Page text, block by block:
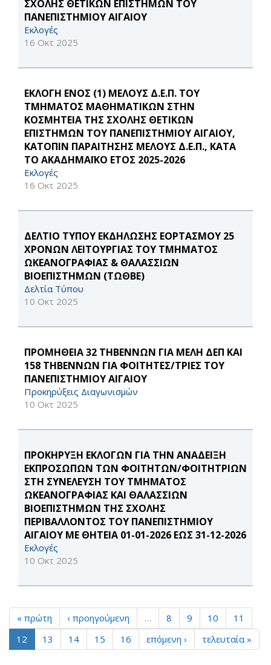
ΣΧΟΛΗΣ ΘΕΤΙΚΩΝ ΕΠΙΣΤΗΜΩΝ ΤΟΥ
ΠΑΝΕΠΙΣΤΗΜΙΟΥ ΑΙΓΑΙΟΥ
Εκλογές
16 Οκτ 2025
ΕΚΛΟΓΗ ΕΝΟΣ (1) ΜΕΛΟΥΣ Δ.Ε.Π. ΤΟΥ
ΤΜΗΜΑΤΟΣ ΜΑΘΗΜΑΤΙΚΩΝ ΣΤΗΝ
ΚΟΣΜΗΤΕΙΑ ΤΗΣ ΣΧΟΛΗΣ ΘΕΤΙΚΩΝ
ΕΠΙΣΤΗΜΩΝ ΤΟΥ ΠΑΝΕΠΙΣΤΗΜΙΟΥ ΑΙΓΑΙΟΥ,
ΚΑΤΟΠΙΝ ΠΑΡΑΙΤΗΣΗΣ ΜΕΛΟΥΣ Δ.Ε.Π., ΚΑΤΑ
ΤΟ ΑΚΑΔΗΜΑΪΚΟ ΕΤΟΣ 2025-2026
Εκλογές
16 Οκτ 2025
ΔΕΛΤΙΟ ΤΥΠΟΥ ΕΚΔΗΛΩΣΗΣ ΕΟΡΤΑΣΜΟΥ 25
ΧΡΟΝΩΝ ΛΕΙΤΟΥΡΓΙΑΣ ΤΟΥ ΤΜΗΜΑΤΟΣ
ΩΚΕΑΝΟΓΡΑΦΙΑΣ & ΘΑΛΑΣΣΙΩΝ
ΒΙΟΕΠΙΣΤΗΜΩΝ (ΤΩΘΒΕ)
Δελτία Τύπου
10 Οκτ 2025
ΠΡΟΜΗΘΕΙΑ 32 ΤΗΒΕΝΝΩΝ ΓΙΑ ΜΕΛΗ ΔΕΠ ΚΑΙ
158 ΤΗΒΕΝΝΩΝ ΓΙΑ ΦΟΙΤΗΤΕΣ/ΤΡΙΕΣ ΤΟΥ
ΠΑΝΕΠΙΣΤΗΜΙΟΥ ΑΙΓΑΙΟΥ
Προκηρύξεις Διαγωνισμών
10 Οκτ 2025
ΠΡΟΚΗΡΥΞΗ ΕΚΛΟΓΩΝ ΓΙΑ ΤΗΝ ΑΝΑΔΕΙΞΗ
ΕΚΠΡΟΣΩΠΩΝ ΤΩΝ ΦΟΙΤΗΤΩΝ/ΦΟΙΤΗΤΡΙΩΝ
ΣΤΗ ΣΥΝΕΛΕΥΣΗ ΤΟΥ ΤΜΗΜΑΤΟΣ
ΩΚΕΑΝΟΓΡΑΦΙΑΣ ΚΑΙ ΘΑΛΑΣΣΙΩΝ
ΒΙΟΕΠΙΣΤΗΜΩΝ ΤΗΣ ΣΧΟΛΗΣ
ΠΕΡΙΒΑΛΛΟΝΤΟΣ ΤΟΥ ΠΑΝΕΠΙΣΤΗΜΙΟΥ
ΑΙΓΑΙΟΥ ΜΕ ΘΗΤΕΙΑ 01-01-2026 ΕΩΣ 31-12-2026
Εκλογές
10 Οκτ 2025
« πρώτη ‹ προηγούμενη … 8 9 10
11
12
13 14 15 16 επόμενη › τελευταία »